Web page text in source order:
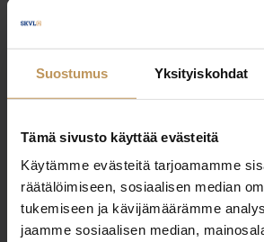
Suostumus Yksityiskohdat
Tämä sivusto käyttää evästeitä
Käytämme evästeitä tarjoamamme
räätälöimiseen, sosiaalisen median
tukemiseen ja kävijämäärämme
jaamme sosiaalisen median,
+358456588124
"*" näyttää pakolliset kentät